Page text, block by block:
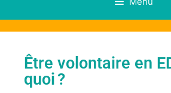
Être volontaire en
quoi ?